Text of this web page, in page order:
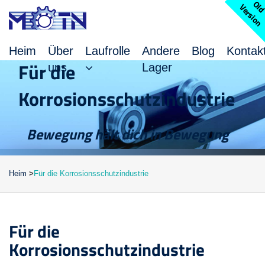
Heim
Über
uns
Laufrolle
Andere
Lager
Blog
l
V
n
Für die
Korrosionsschutzindustrie
Bewegung hält dich in Bewegung
Heim > Für die Korrosionsschutzindustrie
Für die
Korrosionsschutzindustrie